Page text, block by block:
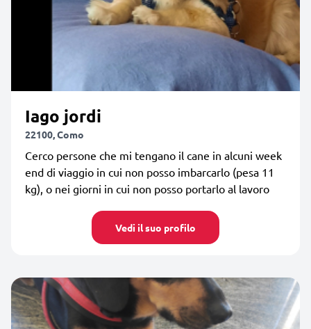
Iago jordi
22100, Como
Cerco persone che mi tengano il cane in alcuni week
end di viaggio in cui non posso imbarcarlo (pesa 11
kg), o nei giorni in cui non posso portarlo al lavoro
Vedi il suo profilo